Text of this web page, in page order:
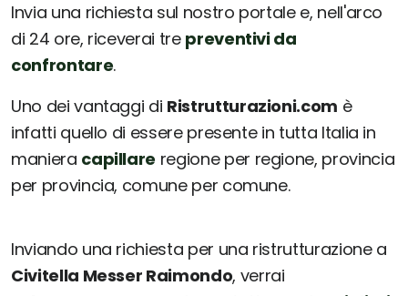
Invia una richiesta sul nostro portale e, nell'arco
di 24 ore, riceverai tre preventivi da
confrontare.
Uno dei vantaggi di Ristrutturazioni.com è
infatti quello di essere presente in tutta Italia in
maniera capillare regione per regione, provincia
per provincia, comune per comune.
Inviando una richiesta per una ristrutturazione a
Civitella Messer Raimondo, verrai